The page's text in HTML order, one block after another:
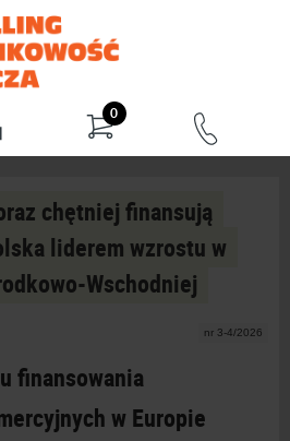
0
chętniej finansują
liderem wzrostu w
Wschodniej
nr 3-4/2026
finansowania
w Europie